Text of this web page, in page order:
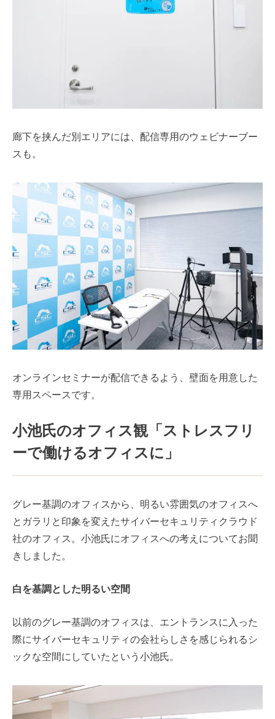
廊下を挟んだ別エリアには、配信専用のウェビナーブー
スも。
オンラインセミナーが配信できるよう、壁面を用意した
専用スペースです。
小池氏のオフィス観「ストレスフリ
ーで働けるオフィスに」
グレー基調のオフィスから、明るい雰囲気のオフィスへ
とガラリと印象を変えたサイバーセキュリティクラウド
社のオフィス。小池氏にオフィスへの考えについてお聞
きしました。
白を基調とした明るい空間
以前のグレー基調のオフィスは、エントランスに入った
際にサイバーセキュリティの会社らしさを感じられるシ
ックな空間にしていたという小池氏。